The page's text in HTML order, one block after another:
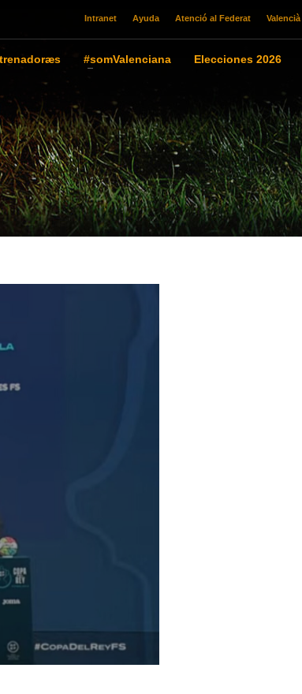
Intranet Ayuda Atenció al Federat Valencià
#somValenciana Elecciones 2026